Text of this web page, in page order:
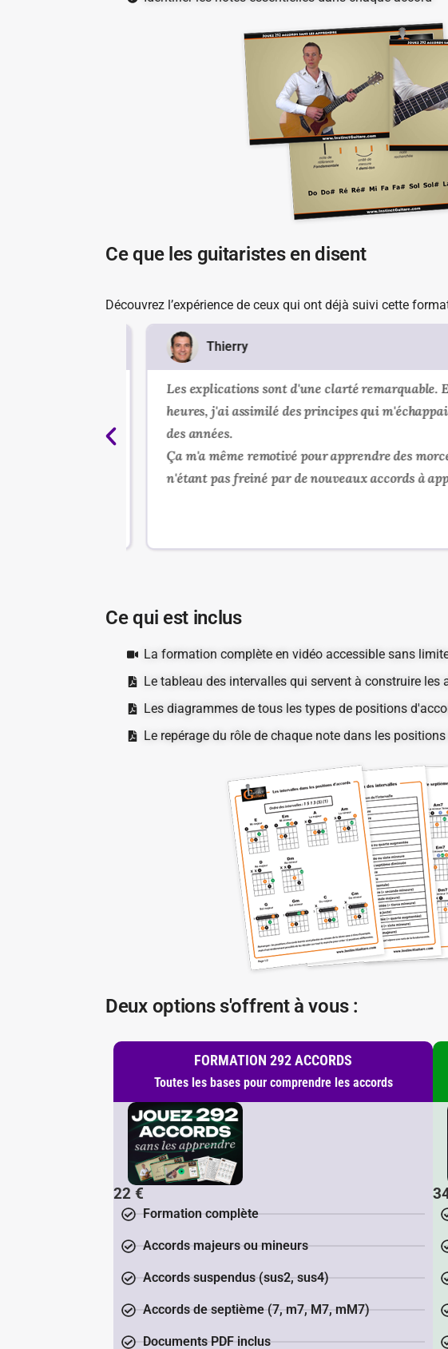
Ce que les guitaristes en disent
Découvrez l’expérience de ceux qui ont déjà suivi cette
Thierry
Les explications sont d'une clarté remarquable. En
heures, j'ai assimilé des principes qui
des années.
Ça m'a même remotivé pour apprendre des
n'étant pas freiné par de nouveaux accords à
Ce qui est inclus
La formation complète en vidéo accessible sans
Le tableau des intervalles qui servent à construire les
Les diagrammes de tous les types de positions
Le repérage du rôle de chaque note dans les
Deux options s'offrent à vous :
FORMATION 292 ACCORDS
Toutes les bases pour comprendre les accords
22 €
Formation complète
Accords majeurs ou mineurs
Accords suspendus (sus2, sus4)
Accords de septième (7, m7, M7, mM7)
Documents PDF inclus